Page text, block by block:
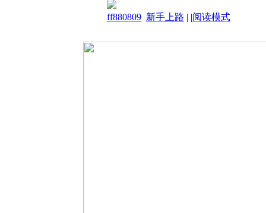
ff880809 新手上路 | |阅读模式